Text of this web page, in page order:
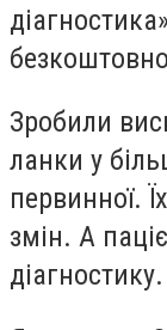
Зробили
ланки у
первинної.
змін. А
діагностику.